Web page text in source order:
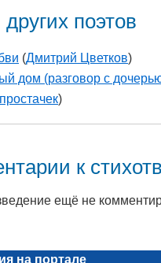
поэтов
(Дмитрий Цветков)
дом (разговор с
простачек)
к
ещё не
на портале